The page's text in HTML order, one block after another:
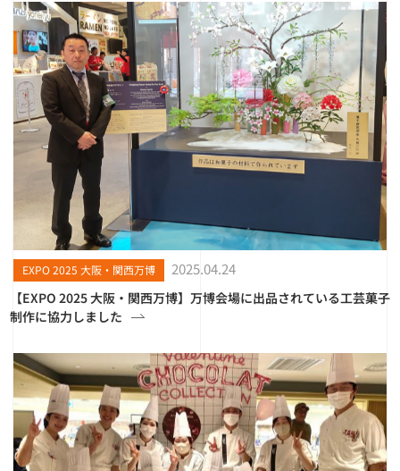
EXPO 2025 大阪・関西万博 2025.04.24
【EXPO 2025 大阪・関西万博】万博会場に出品されている工芸菓子
制作に協力しました